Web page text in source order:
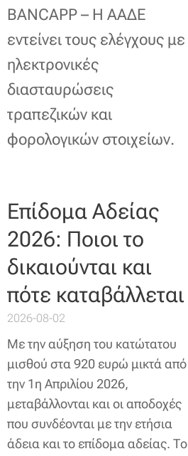
BANCAPP – Η ΑΑΔΕ
εντείνει τους ελέγχους με
ηλεκτρονικές
διασταυρώσεις
τραπεζικών και
φορολογικών στοιχείων.
Επίδομα Αδείας
2026: Ποιοι το
δικαιούνται και
πότε καταβάλλεται
2026-08-02
Με την αύξηση του κατώτατου
μισθού στα 920 ευρώ μικτά από
την 1η Απριλίου 2026,
μεταβάλλονται και οι αποδοχές
που συνδέονται με την ετήσια
άδεια και το επίδομα αδείας. Το